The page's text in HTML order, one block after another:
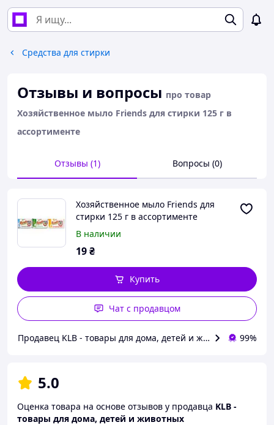
Средства для стирки
Отзывы и вопросы про товар
Хозяйственное мыло Friends для стирки 125 г в
ассортименте
Отзывы (1) Вопросы (0)
Хозяйственное мыло Friends для
стирки 125 г в ассортименте
В наличии
19₴
Купить
Чат с продавцом
Продавец KLB - товары для дома, детей и животных 99%
5.0
Оценка товара на основе отзывов у продавца KLB -
товары для дома, детей и животных